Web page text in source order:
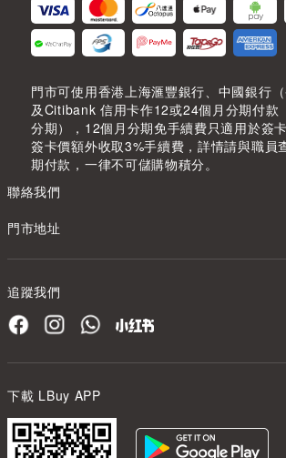
門市可使用香港上海滙豐銀行、中國銀行
及Citibank 信用卡作12或24個月分期付款
分期），12個月分期免手續費只適用於簽
簽卡價額外收取3%手續費，詳情請與職員
期付款，一律不可儲購物積分。
聯絡我們
門市地址
追蹤我們
下載 LBuy APP